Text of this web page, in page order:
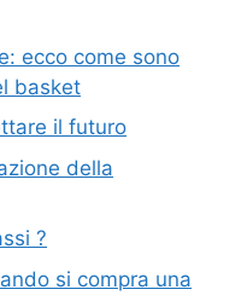
ecco come sono
basket
il futuro
della
?
si compra una